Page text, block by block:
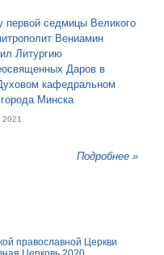
первой седмицы Великого
Вениамин
Литургию
Даров в
кафедральном
Минска
2021
Подробнее »
православной Церкви